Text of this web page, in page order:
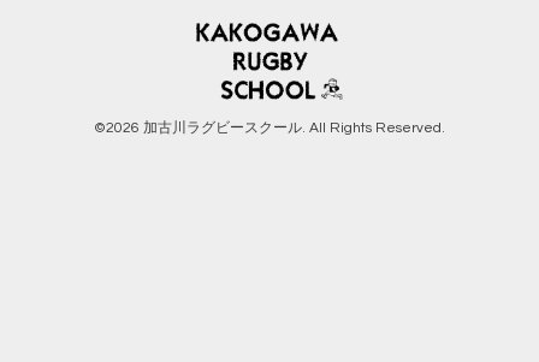
©2026 加古川ラグビースクール. All Rights Reserved.